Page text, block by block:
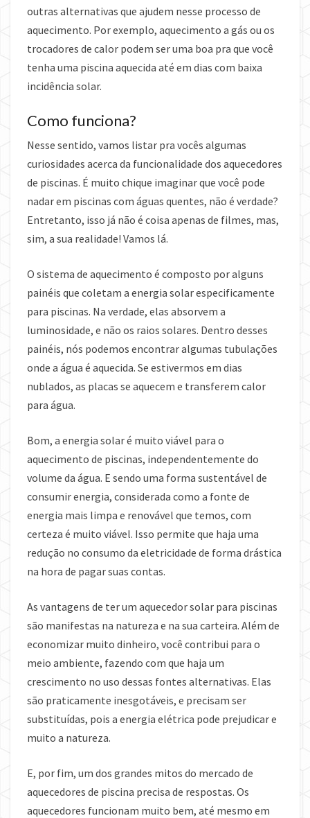
outras alternativas que ajudem nesse processo de
aquecimento. Por exemplo, aquecimento a gás ou os
trocadores de calor podem ser uma boa pra que você
tenha uma piscina aquecida até em dias com baixa
incidência solar.
Como funciona?
Nesse sentido, vamos listar pra vocês algumas
curiosidades acerca da funcionalidade dos aquecedores
de piscinas. É muito chique imaginar que você pode
nadar em piscinas com águas quentes, não é verdade?
Entretanto, isso já não é coisa apenas de filmes, mas,
sim, a sua realidade! Vamos lá.
O sistema de aquecimento é composto por alguns
painéis que coletam a energia solar especificamente
para piscinas. Na verdade, elas absorvem a
luminosidade, e não os raios solares. Dentro desses
painéis, nós podemos encontrar algumas tubulações
onde a água é aquecida. Se estivermos em dias
nublados, as placas se aquecem e transferem calor
para água.
Bom, a energia solar é muito viável para o
aquecimento de piscinas, independentemente do
volume da água. E sendo uma forma sustentável de
consumir energia, considerada como a fonte de
energia mais limpa e renovável que temos, com
certeza é muito viável. Isso permite que haja uma
redução no consumo da eletricidade de forma drástica
na hora de pagar suas contas.
As vantagens de ter um aquecedor solar para piscinas
são manifestas na natureza e na sua carteira. Além de
economizar muito dinheiro, você contribui para o
meio ambiente, fazendo com que haja um
crescimento no uso dessas fontes alternativas. Elas
são praticamente inesgotáveis, e precisam ser
substituídas, pois a energia elétrica pode prejudicar e
muito a natureza.
E, por fim, um dos grandes mitos do mercado de
aquecedores de piscina precisa de respostas. Os
aquecedores funcionam muito bem, até mesmo em